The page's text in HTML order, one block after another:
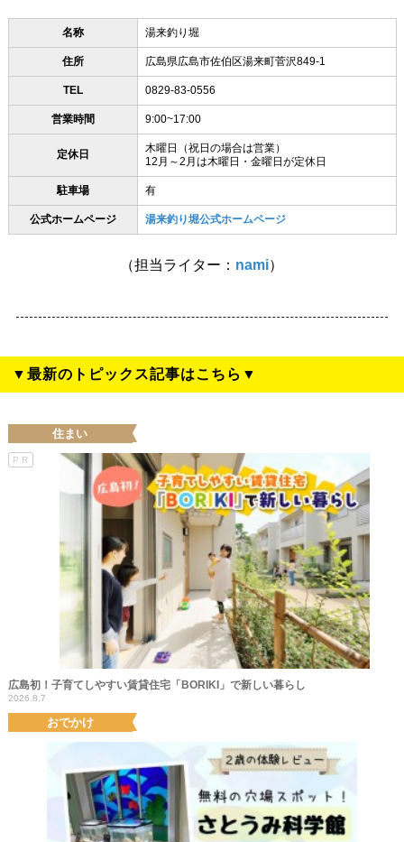
名称 湯来釣り堀
住所 広島県広島市佐伯区湯来町菅沢849-1
TEL 0829-83-0556
営業時間 9:00~17:00
定休日
木曜日（祝日の場合は営業）
12月～2月は木曜日・金曜日が定休日
駐車場 有
公式ホームページ 湯来釣り堀公式ホームページ
（担当ライター： nami）
▼最新のトピックス記事はこちら▼
住まい
PR
広島初！子育てしやすい賃貸住宅「BORIKI」で新しい暮らし
2026.8.7
おでかけ